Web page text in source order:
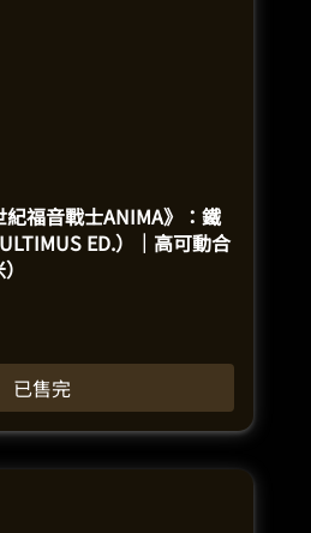
紀福音戰士ANIMA》：鐵
ED.）｜高可動合
已售完